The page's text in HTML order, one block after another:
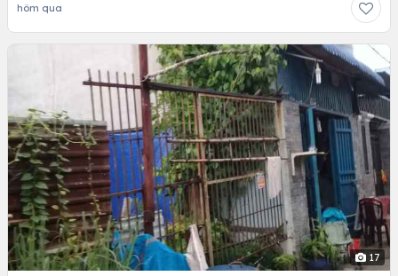
hôm qua
17